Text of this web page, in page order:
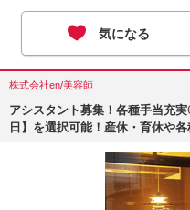
気になる
株式会社en/美容師
アシスタント募集！各種手当充
日】を選択可能！産休・育休や